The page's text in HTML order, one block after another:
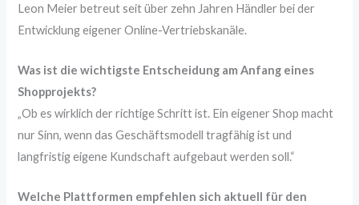
Leon Meier betreut seit über zehn Jahren Händler bei der
Entwicklung eigener Online-Vertriebskanäle.
Was ist die wichtigste Entscheidung am Anfang eines
Shopprojekts?
„Ob es wirklich der richtige Schritt ist. Ein eigener Shop macht
nur Sinn, wenn das Geschäftsmodell tragfähig ist und
langfristig eigene Kundschaft aufgebaut werden soll.“
Welche Plattformen empfehlen sich aktuell für den